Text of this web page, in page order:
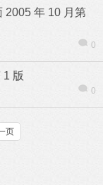
2005 年 10 月第
0
版
0
页